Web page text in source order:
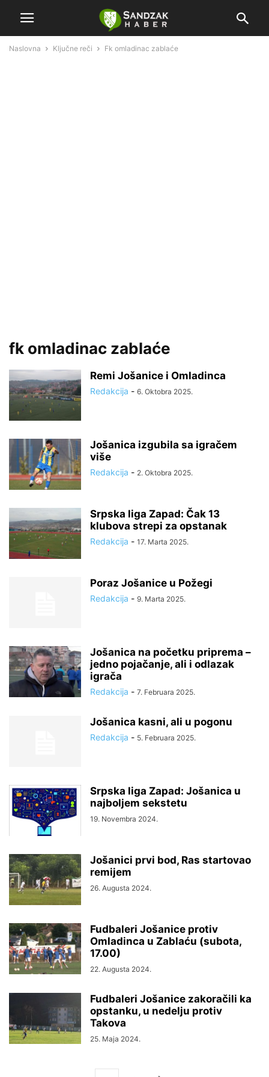
Naslovna Ključne reči Fk omladinac zablaće
fk omladinac zablaće
Remi Jošanice i Omladinca
Redakcija - 6. Oktobra 2025.
Jošanica izgubila sa igračem
više
Redakcija - 2. Oktobra 2025.
Srpska liga Zapad: Čak 13
klubova strepi za opstanak
Redakcija - 17. Marta 2025.
Poraz Jošanice u Požegi
Redakcija - 9. Marta 2025.
Jošanica na početku priprema –
jedno pojačanje, ali i odlazak
igrača
Redakcija - 7. Februara 2025.
Jošanica kasni, ali u pogonu
Redakcija - 5. Februara 2025.
Srpska liga Zapad: Jošanica u
najboljem sekstetu
19. Novembra 2024.
Jošanici prvi bod, Ras startovao
remijem
26. Augusta 2024.
Fudbaleri Jošanice protiv
Omladinca u Zablaću (subota,
17.00)
22. Augusta 2024.
Fudbaleri Jošanice zakoračili ka
opstanku, u nedelju protiv
Takova
25. Maja 2024.